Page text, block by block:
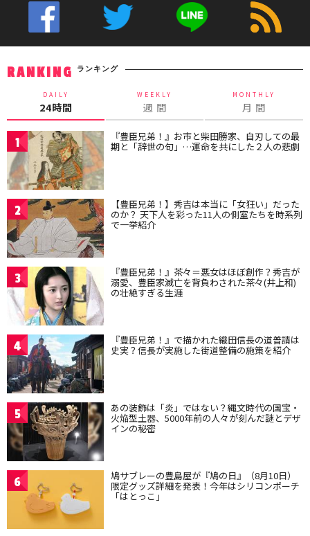
RANKING ランキング
DAILY
24時間
WEEKLY
週 間
MONTHLY
月 間
1 『豊臣兄弟！』お市と柴田勝家、自刃しての最
期と「辞世の句」…運命を共にした２人の悲劇
2 【豊臣兄弟！】秀吉は本当に「女狂い」だった
のか？ 天下人を彩った11人の側室たちを時系列
で一挙紹介
3 『豊臣兄弟！』茶々＝悪女はほぼ創作？秀吉が
溺愛、豊臣家滅亡を背負わされた茶々(井上和)
の壮絶すぎる生涯
4 『豊臣兄弟！』で描かれた織田信長の道普請は
史実？信長が実施した街道整備の施策を紹介
5 あの装飾は「炎」ではない？縄文時代の国宝・
火焔型土器、5000年前の人々が刻んだ謎とデザ
インの秘密
6 鳩サブレーの豊島屋が『鳩の日』（8月10日）
限定グッズ詳細を発表！今年はシリコンポーチ
「はとっこ」